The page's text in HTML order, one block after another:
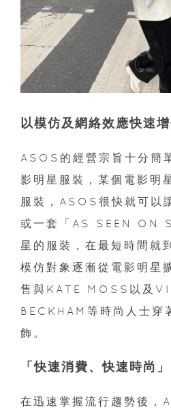
以模仿及網絡效應快速
ASOS的經營宗旨十分簡
影明星服裝，某個電影明
服裝，ASOS很快就可以
或一套「AS SEEN ON
星的服裝，在最短時間就
模仿對象逐漸從電影明星
售與KATE MOSS以及
BECKHAM等時尚人士穿
飾。
「快速消費、快速時尚」
在迅速掌握流行趨勢後，